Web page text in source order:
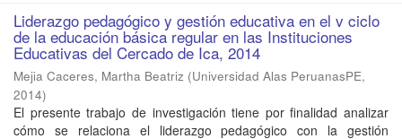
Liderazgo pedagógico y gestión educativa en el v ciclo
de la educación básica regular en las Instituciones
Educativas del Cercado de Ica, 2014
Mejia Caceres, Martha Beatriz (Universidad Alas PeruanasPE,
2014)
El presente trabajo de investigación tiene por finalidad analizar
cómo se relaciona el liderazgo pedagógico con la gestión